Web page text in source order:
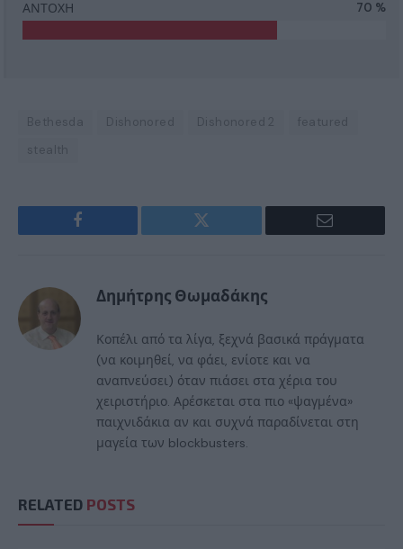
ΑΝΤΟΧΗ 70 %
Bethesda Dishonored Dishonored 2
featured
stealth
Facebook Twitter Email
Δημήτρης Θωμαδάκης
Κοπέλι από τα λίγα, ξεχνά βασικά πράγματα
(να κοιμηθεί, να φάει, ενίοτε και να
αναπνεύσει) όταν πιάσει στα χέρια του
χειριστήριο. Αρέσκεται στα πιο «ψαγμένα»
παιχνιδάκια αν και συχνά παραδίνεται στη
μαγεία των blockbusters.
RELATED POSTS